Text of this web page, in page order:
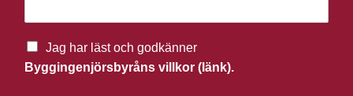
Jag har läst och godkänner
Byggingenjörsbyråns villkor (länk).